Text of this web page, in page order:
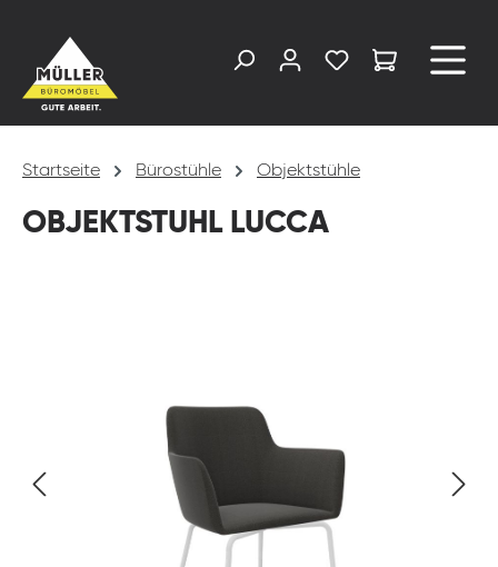
Startseite Bürostühle Objektstühle
OBJEKTSTUHL LUCCA